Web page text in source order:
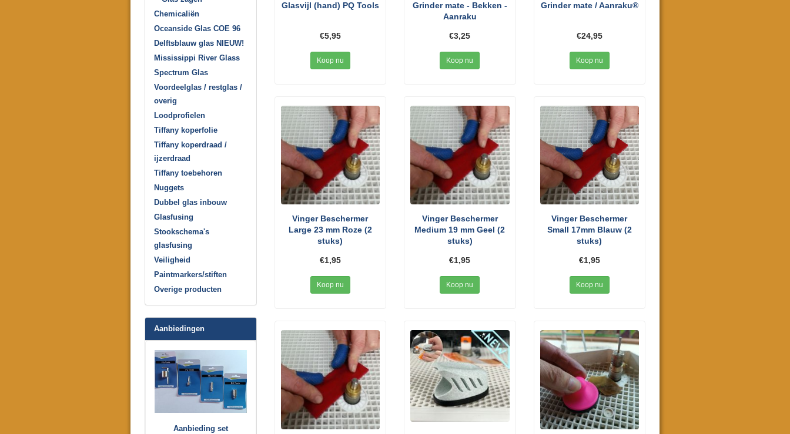
Glasvijl (hand) PQ Tools
€5,95
Koop nu
Grinder mate - Bekken -
Aanraku
€3,25
Koop nu
Grinder mate / Aanraku®
€24,95
Koop nu
Vinger Beschermer
Large 23 mm Roze (2
stuks)
€1,95
Koop nu
Vinger Beschermer
Medium 19 mm Geel (2
stuks)
€1,95
Koop nu
Vinger Beschermer
Small 17mm Blauw (2
stuks)
€1,95
Koop nu
Chemicaliën
Oceanside Glas COE 96
Delftsblauw glas NIEUW!
Mississippi River Glass
Spectrum Glas
Voordeelglas / restglas /
overig
Loodprofielen
Tiffany koperfolie
Tiffany koperdraad /
ijzerdraad
Tiffany toebehoren
Nuggets
Dubbel glas inbouw
Glasfusing
Stookschema's
glasfusing
Veiligheid
Paintmarkers/stiften
Overige producten
Aanbiedingen
Aanbieding set